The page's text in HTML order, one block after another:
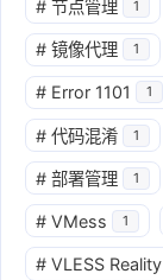
# 节点管理 1
# 镜像代理 1
# Error 1101 1
# 代码混淆 1
# 部署管理 1
# VMess 1
# VLESS Reality